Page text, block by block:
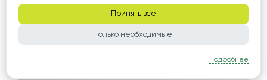
технолога
Пользовательское соглашение и условия
Принять все
Только необходимые
Подробнее